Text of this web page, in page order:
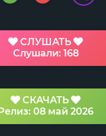
СЛУШАТЬ
Слушали: 168
СКАЧАТЬ
08 май 2026